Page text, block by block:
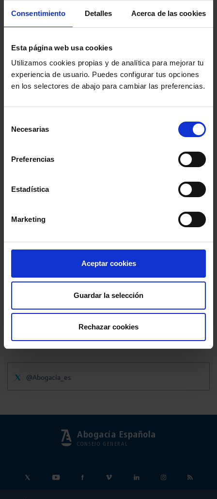
Consentimiento Detalles Acerca de las cookies
Esta página web usa cookies
Utilizamos cookies propias y de analítica para mejorar tu
experiencia de usuario. Puedes configurar tus opciones
en los selectores de abajo para cambiar las preferencias.
Necesarias
Preferencias
Estadística
Marketing
Aceptar cookies
Guardar la selección
Rechazar cookies
Opinión y análisis
PUBLICACIONES PARA ESTAR AL DÍA
Artículos de expertos en distintas materias
Publicidad
@Abogacia_es
Abogacía Española
CONSEJO GENERAL